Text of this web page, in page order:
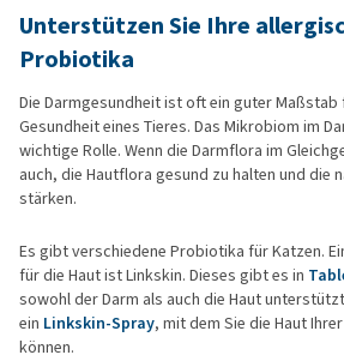
Unterstützen Sie Ihre
Probiotika
Die Darmgesundheit ist oft ein guter Maßstab
Gesundheit eines Tieres. Das Mikrobiom im
wichtige Rolle. Wenn die Darmflora im
auch, die Hautflora gesund zu halten und die
stärken.
Es gibt verschiedene Probiotika für Katzen.
für die Haut ist Linkskin. Dieses gibt es in
sowohl der Darm als auch die Haut
ein Linkskin-Spray, mit dem Sie die Haut
können.